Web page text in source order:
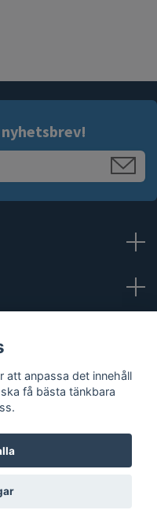
att anpassa det innehåll
få bästa tänkbara